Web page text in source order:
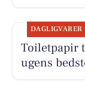
DAGLIGVARER
Toiletpapir
ugens